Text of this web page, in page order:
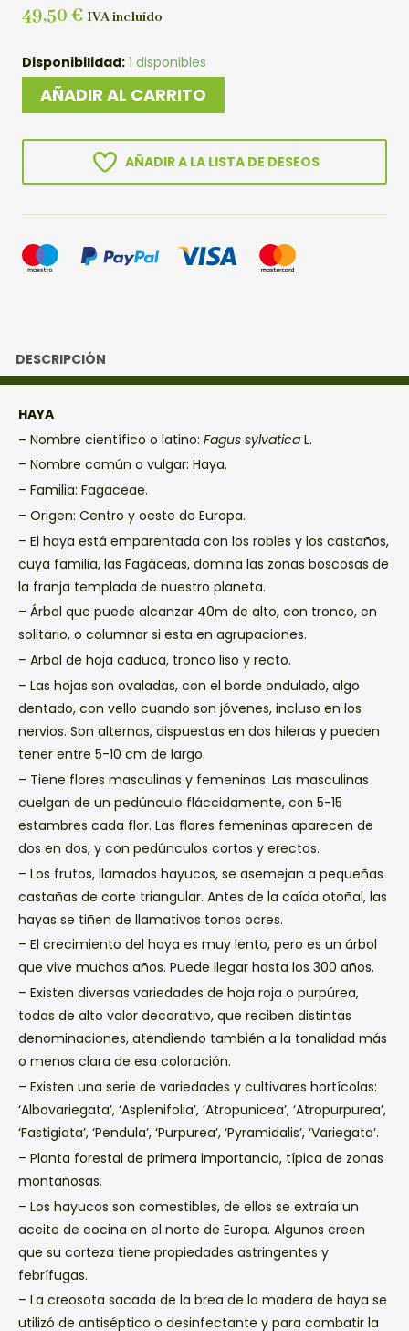
49,50 € IVA incluído
Disponibilidad: 1 disponibles
BOSQUE
cantidad
AÑADIR AL CARRITO
AÑADIR A LA LISTA DE DESEOS
DESCRIPCIÓN
HAYA
– Nombre científico o latino: Fagus sylvatica L.
– Nombre común o vulgar: Haya.
– Familia: Fagaceae.
– Origen: Centro y oeste de Europa.
– El haya está emparentada con los robles y los castaños,
cuya familia, las Fagáceas, domina las zonas boscosas de
la franja templada de nuestro planeta.
– Árbol que puede alcanzar 40m de alto, con tronco, en
solitario, o columnar si esta en agrupaciones.
– Arbol de hoja caduca, tronco liso y recto.
– Las hojas son ovaladas, con el borde ondulado, algo
dentado, con vello cuando son jóvenes, incluso en los
nervios. Son alternas, dispuestas en dos hileras y pueden
tener entre 5-10 cm de largo.
– Tiene flores masculinas y femeninas. Las masculinas
cuelgan de un pedúnculo fláccidamente, con 5-15
estambres cada flor. Las flores femeninas aparecen de
dos en dos, y con pedúnculos cortos y erectos.
– Los frutos, llamados hayucos, se asemejan a pequeñas
castañas de corte triangular. Antes de la caída otoñal, las
hayas se tiñen de llamativos tonos ocres.
– El crecimiento del haya es muy lento, pero es un árbol
que vive muchos años. Puede llegar hasta los 300 años.
– Existen diversas variedades de hoja roja o purpúrea,
todas de alto valor decorativo, que reciben distintas
denominaciones, atendiendo también a la tonalidad más
o menos clara de esa coloración.
– Existen una serie de variedades y cultivares hortícolas:
‘Albovariegata’, ‘Asplenifolia’, ‘Atropunicea’, ‘Atropurpurea’,
‘Fastigiata’, ‘Pendula’, ‘Purpurea’, ‘Pyramidalis’, ‘Variegata’.
– Planta forestal de primera importancia, típica de zonas
montañosas.
– Los hayucos son comestibles, de ellos se extraía un
aceite de cocina en el norte de Europa. Algunos creen
que su corteza tiene propiedades astringentes y
febrífugas.
– La creosota sacada de la brea de la madera de haya se
utilizó de antiséptico o desinfectante y para combatir la